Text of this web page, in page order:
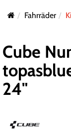
Fahrräder
Cube
24"